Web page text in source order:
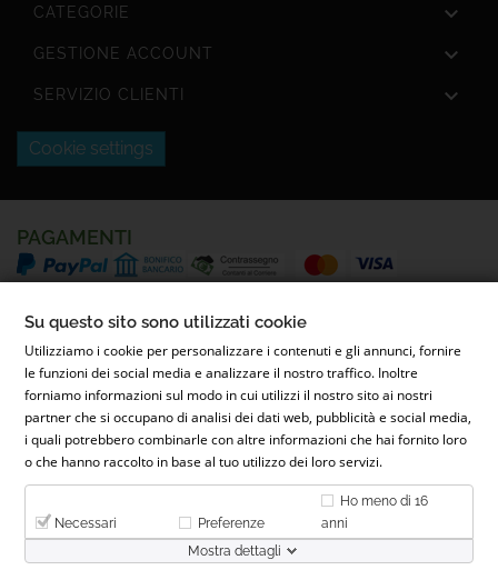
CATEGORIE 
GESTIONE ACCOUNT 
SERVIZIO CLIENTI 
Cookie settings
PAGAMENTI
© 2022 Parafarmacia Ferrari Dott.ssa Maila Ferrari | Via Conti
Caccia, 26, 28068 Romentino NO - P.IVA 02653900031 - REA NO-
300276
Su questo sito sono utilizzati cookie
Utilizziamo i cookie per personalizzare i contenuti e gli annunci, fornire
le funzioni dei social media e analizzare il nostro traffico. Inoltre
forniamo informazioni sul modo in cui utilizzi il nostro sito ai nostri
partner che si occupano di analisi dei dati web, pubblicità e social media,
i quali potrebbero combinarle con altre informazioni che hai fornito loro
o che hanno raccolto in base al tuo utilizzo dei loro servizi.
Necessari Preferenze
Ho meno di 16
anni
Mostra dettagli